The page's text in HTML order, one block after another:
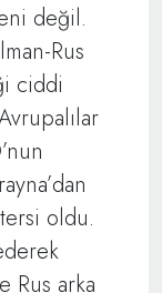
değil.
Rus
ciddi
oldu.
Rus arka